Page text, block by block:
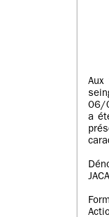
Aux
06/
a